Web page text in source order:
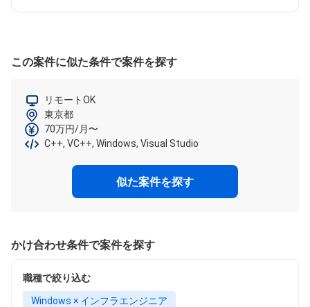
この案件に似た条件で案件を探す
リモートOK
東京都
70万円/月〜
C++, VC++, Windows, Visual Studio
似た案件を探す
かけ合わせ条件で案件を探す
職種で絞り込む
Windows × インフラエンジニア